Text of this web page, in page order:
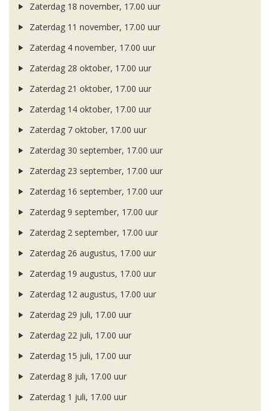
Zaterdag 18 november, 17.00 uur
Zaterdag 11 november, 17.00 uur
Zaterdag 4 november, 17.00 uur
Zaterdag 28 oktober, 17.00 uur
Zaterdag 21 oktober, 17.00 uur
Zaterdag 14 oktober, 17.00 uur
Zaterdag 7 oktober, 17.00 uur
Zaterdag 30 september, 17.00 uur
Zaterdag 23 september, 17.00 uur
Zaterdag 16 september, 17.00 uur
Zaterdag 9 september, 17.00 uur
Zaterdag 2 september, 17.00 uur
Zaterdag 26 augustus, 17.00 uur
Zaterdag 19 augustus, 17.00 uur
Zaterdag 12 augustus, 17.00 uur
Zaterdag 29 juli, 17.00 uur
Zaterdag 22 juli, 17.00 uur
Zaterdag 15 juli, 17.00 uur
Zaterdag 8 juli, 17.00 uur
Zaterdag 1 juli, 17.00 uur